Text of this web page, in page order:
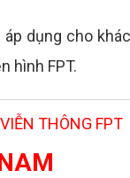
dụng cho
hình FPT.
THÔNG FPT